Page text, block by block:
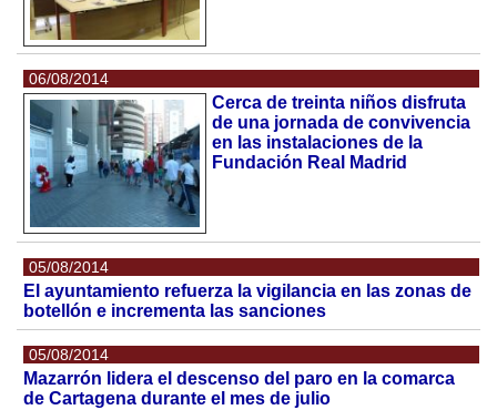
06/08/2014
Cerca de treinta niños disfruta
de una jornada de convivencia
en las instalaciones de la
Fundación Real Madrid
05/08/2014
El ayuntamiento refuerza la vigilancia en las zonas de
botellón e incrementa las sanciones
05/08/2014
Mazarrón lidera el descenso del paro en la comarca
de Cartagena durante el mes de julio